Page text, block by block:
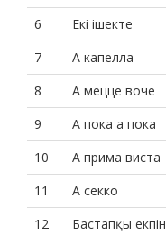
6
Екі ішекте
7
А капелла
8
А мецце воче
9
А пока а пока
10
А прима виста
11
А секко
12
Бастапқы екпін